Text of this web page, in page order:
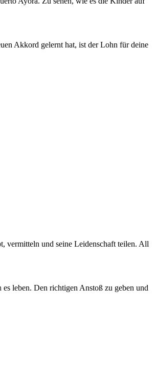
Akkord gelernt hat, ist der Lohn für deine
vermitteln und seine Leidenschaft teilen. All
leben. Den richtigen Anstoß zu geben und